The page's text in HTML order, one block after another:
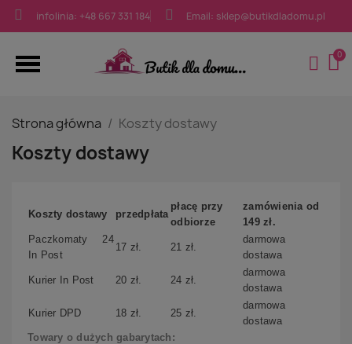
infolinia: +48 667 331 184 Email: sklep@butikdladomu.pl
Strona główna Koszty dostawy
Koszty dostawy
Koszty dostawy przedpłata
płacę przy
odbiorze
zamówienia od
149 zł.
Paczkomaty 24
In Post
17 zł. 21 zł.
darmowa
dostawa
Kurier In Post 20 zł. 24 zł.
darmowa
dostawa
Kurier DPD 18 zł. 25 zł.
darmowa
dostawa
Towary o dużych gabarytach: